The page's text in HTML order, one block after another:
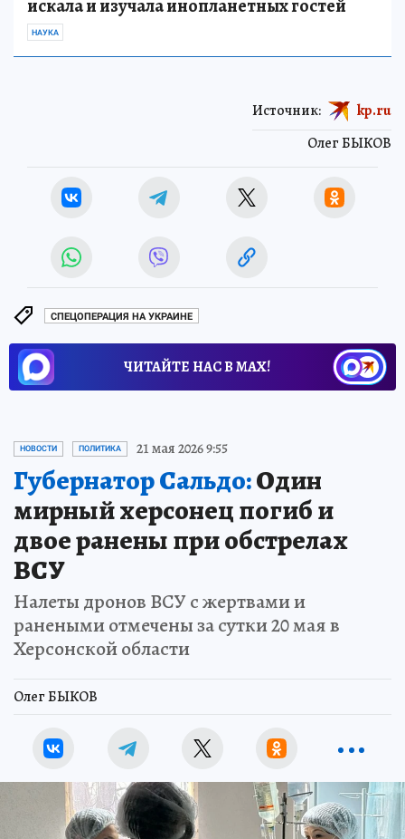
искала и изучала инопланетных гостей
НАУКА
Олег БЫКОВ
Источник: kp.ru
СПЕЦОПЕРАЦИЯ НА УКРАИНЕ
ЧИТАЙТЕ НАС В МАХ!
НОВОСТИ ПОЛИТИКА 21 мая 2026 9:55
Губернатор Сальдо:Один
мирный херсонец погиб и
двое ранены при обстрелах
ВСУ
Налеты дронов ВСУ с жертвами и
ранеными отмечены за сутки 20 мая в
Херсонской области
Олег БЫКОВ